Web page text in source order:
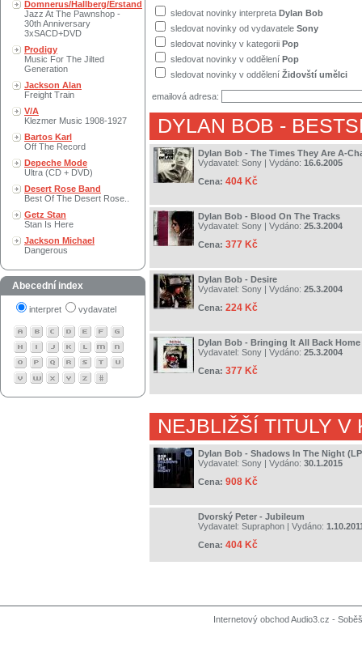
Domnerus/Hallberg/Erstand
Jazz At The Pawnshop -
30th Anniversary
3xSACD+DVD
Prodigy
Music For The Jilted
Generation
Jackson Alan
Freight Train
V/A
Klezmer Music 1908-1927
Bartos Karl
Off The Record
Depeche Mode
Ultra (CD + DVD)
Desert Rose Band
Best Of The Desert Rose..
Getz Stan
Stan Is Here
Jackson Michael
Dangerous
Abecední index
interpret vydavatel
sledovat novinky interpreta Dylan Bob
sledovat novinky od vydavatele Sony
sledovat novinky v kategorii Pop
sledovat novinky v oddělení Pop
sledovat novinky v oddělení Židovští umělci
emailová adresa:
DYLAN BOB -
Dylan Bob - The Times They Are A-
Vydavatel: Sony | Vydáno: 16.6.2005
Cena: 404 Kč
Dylan Bob - Blood On The Tracks
Vydavatel: Sony | Vydáno: 25.3.2004
Cena: 377 Kč
Dylan Bob - Desire
Vydavatel: Sony | Vydáno: 25.3.2004
Cena: 224 Kč
Dylan Bob - Bringing It All Back Home
Vydavatel: Sony | Vydáno: 25.3.2004
Cena: 377 Kč
NEJBLIŽŠÍ TITULY V
Dylan Bob - Shadows In The Night
Vydavatel: Sony | Vydáno: 30.1.2015
Cena: 908 Kč
Dvorský Peter - Jubileum
Vydavatel: Supraphon | Vydáno:
Cena: 404 Kč
Internetový obchod Audio3.cz -